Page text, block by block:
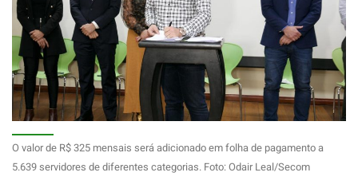
O valor de R$ 325 mensais será adicionado em folha de pagamento a
5.639 servidores de diferentes categorias. Foto: Odair Leal/Secom